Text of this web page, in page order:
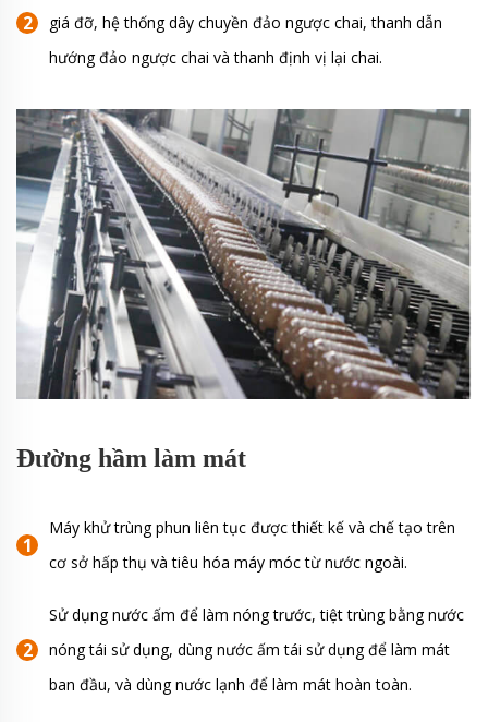
giá đỡ, hệ thống dây chuyền đảo ngược chai, thanh dẫn
hướng đảo ngược chai và thanh định vị lại chai.
Đường hầm làm mát
Máy khử trùng phun liên tục được thiết kế và chế tạo trên
cơ sở hấp thụ và tiêu hóa máy móc từ nước ngoài.
Sử dụng nước ấm để làm nóng trước, tiệt trùng bằng nước
nóng tái sử dụng, dùng nước ấm tái sử dụng để làm mát
ban đầu, và dùng nước lạnh để làm mát hoàn toàn.